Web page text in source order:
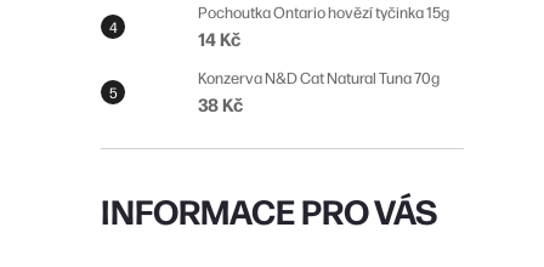
í
p
a
n
e
l
Pochoutka Ontario hovězí tyčinka 15g
14 Kč
Konzerva N&D Cat Natural Tuna 70g
38 Kč
INFORMACE PRO VÁS